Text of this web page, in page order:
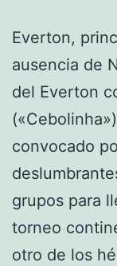
Everton,
ausencia de
del Everton
convocado
grupos para
torneo
otro de los